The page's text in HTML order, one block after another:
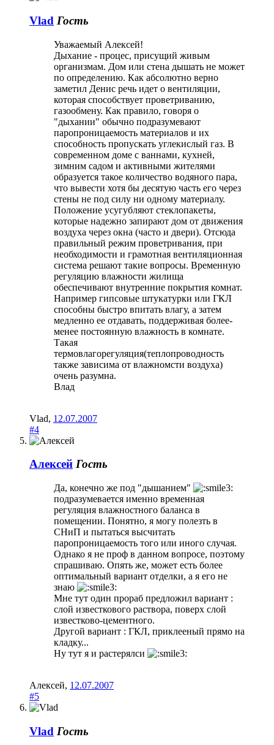
Vlad Гость
Уважаемый Алексей!
Дыхание - процес, присущий живым
организмам. Дом или стена дышать не может
по определению. Как абсолютно верно
заметил Денис речь идет о вентиляции,
которая способствует проветриванию,
газообмену. Как правило, говоря о
"дыхании" обычно подразумевают
паропроницаемость материалов и их
способность пропускать углекислый газ. В
современном доме с ваннами, кухней,
зимним садом и активными жителями
образуется такое количество водяного пара,
что вывести хотя бы десятую часть его через
стены не под силу ни одному материалу.
Положение усугубляют стеклопакеты,
которые надежно запирают дом от движения
воздуха через окна (часто и двери). Отсюда
правильный режим проветривания, при
необходимости и грамотная вентиляционная
система решают такие вопросы. Временную
регуляцию влажности жилища
обеспечивают внутренние покрытия комнат.
Например гипсовые штукатурки или ГКЛ
способны быстро впитать влагу, а затем
медленно ее отдавать, поддерживая более-
менее постоянную влажность в комнате.
Такая
термовлагорегуляция(теплопроводность
также зависима от влажномсти воздуха)
очень разумна.
Влад
Vlad, 12.07.2007
#4
Алексей Гость
Да, конечно же под "дышанием"
подразумевается именно временная
регуляция влажностного баланса в
помещении. Понятно, я могу полезть в
СНиП и пытаться высчитать
паропроницаемость того или иного случая.
Однако я не проф в данном вопросе, поэтому
спрашиваю. Опять же, может есть более
оптимальный вариант отделки, а я его не
знаю
Мне тут один прораб предложил вариант :
слой известкового раствора, поверх слой
известково-цементного.
Другой вариант : ГКЛ, приклееный прямо на
кладку...
Ну тут я и растерялси
Алексей, 12.07.2007
#5
Vlad Гость